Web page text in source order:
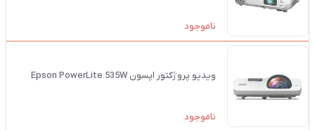
ناموجود
ویدیو پروژکتور اپسون Epson PowerLite 535W
ناموجود